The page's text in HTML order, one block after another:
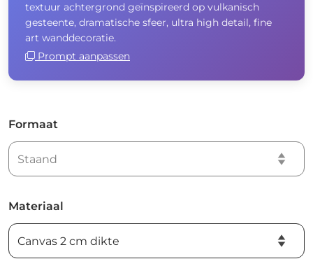
Over Luxxio
Contact
textuur achtergrond geïnspireerd op vulkanisch
gesteente, dramatische sfeer, ultra high detail, fine
art wanddecoratie.
Prompt aanpassen
Formaat
Materiaal